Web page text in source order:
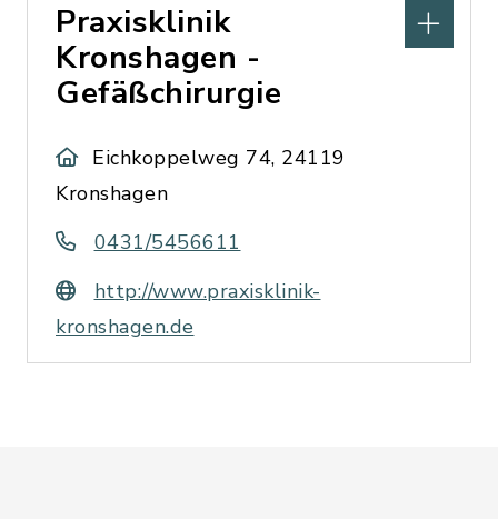
Praxisklinik
Kronshagen -
Gefäßchirurgie
Eichkoppelweg 74, 24119
Kronshagen
0431/5456611
http://www.praxisklinik-
kronshagen.de